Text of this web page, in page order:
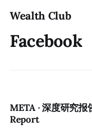
Wealth Club
Facebook
META · 深度研究
Report